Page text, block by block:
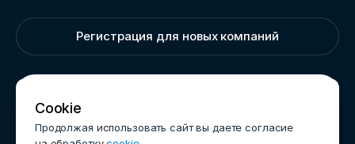
Регистрация для новых компаний
Cookie
Продолжая использовать сайт вы даете согласие
Укажите вашу корпоративную почту. На неё мы вышлем
ссылку для входа